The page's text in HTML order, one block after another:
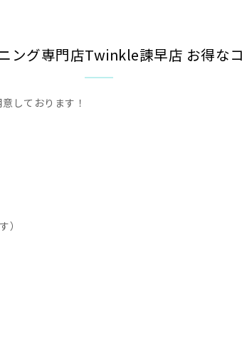
ング専門店Twinkle諫早店 お得な
しております！
）